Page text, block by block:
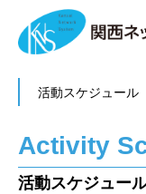
活動スケジュール
Activity
活動スケジュー